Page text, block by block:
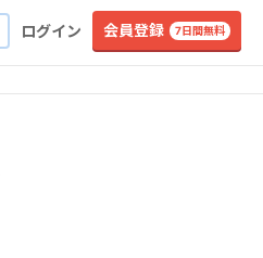
ログイン 会員登録 7日間無料